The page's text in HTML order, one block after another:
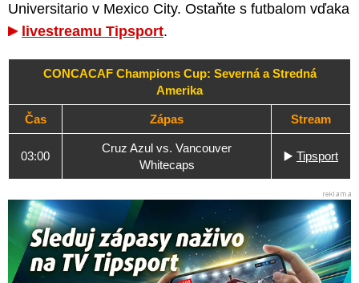
Universitario v Mexico City. Ostaňte s futbalom vďaka
livestreamu Tipsport.
CONCACAF Champions Cup: Severná a Stredná
Amerika
Čas Zápas Stream
03:00
Cruz Azul vs. Vancouver
Whitecaps
▶️ Tipsport